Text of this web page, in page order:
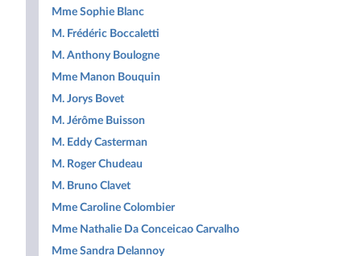
Mme Sophie Blanc
M. Frédéric Boccaletti
M. Anthony Boulogne
Mme Manon Bouquin
M. Jorys Bovet
M. Jérôme Buisson
M. Eddy Casterman
M. Roger Chudeau
M. Bruno Clavet
Mme Caroline Colombier
Mme Nathalie Da Conceicao Carvalho
Mme Sandra Delannoy